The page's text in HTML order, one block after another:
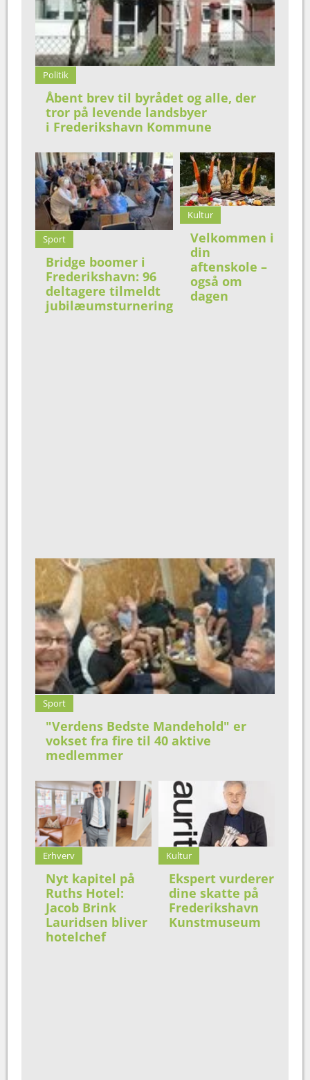
Politik
Åbent brev til byrådet og alle, der
tror på levende landsbyer
i Frederikshavn Kommune
Sport
Bridge boomer i
Frederikshavn: 96
deltagere tilmeldt
jubilæumsturnering
Kultur
Velkommen i
din
aftenskole –
også om
dagen
Sport
"Verdens Bedste Mandehold" er
vokset fra fire til 40 aktive
medlemmer
Erhverv
Nyt kapitel på
Ruths Hotel:
Jacob Brink
Lauridsen bliver
hotelchef
Kultur
Ekspert vurderer
dine skatte på
Frederikshavn
Kunstmuseum